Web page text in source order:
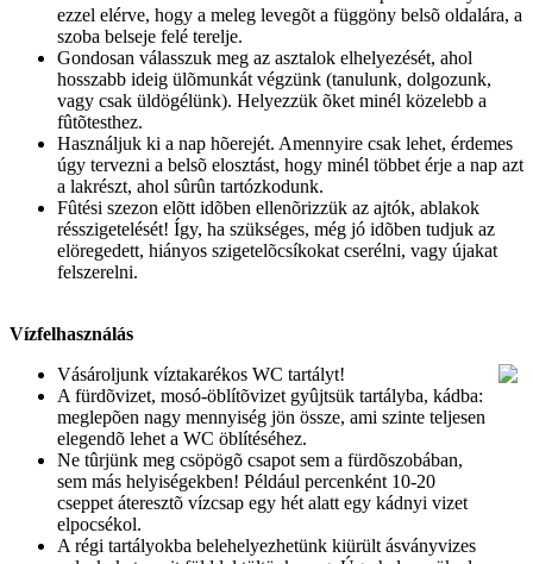
ezzel elérve, hogy a meleg levegõt a függöny belsõ oldalára, a
szoba belseje felé terelje.
Gondosan válasszuk meg az asztalok elhelyezését, ahol
hosszabb ideig ülõmunkát végzünk (tanulunk, dolgozunk,
vagy csak üldögélünk). Helyezzük õket minél közelebb a
fûtõtesthez.
Használjuk ki a nap hõerejét. Amennyire csak lehet, érdemes
úgy tervezni a belsõ elosztást, hogy minél többet érje a nap azt
a lakrészt, ahol sûrûn tartózkodunk.
Fûtési szezon elõtt idõben ellenõrizzük az ajtók, ablakok
résszigetelését! Így, ha szükséges, még jó idõben tudjuk az
elöregedett, hiányos szigetelõcsíkokat cserélni, vagy újakat
felszerelni.
Vízfelhasználás
Vásároljunk víztakarékos WC tartályt!
A fürdõvizet, mosó-öblítõvizet gyûjtsük tartályba, kádba:
meglepõen nagy mennyiség jön össze, ami szinte teljesen
elegendõ lehet a WC öblítéséhez.
Ne tûrjünk meg csöpögõ csapot sem a fürdõszobában,
sem más helyiségekben! Például percenként 10-20
cseppet áteresztõ vízcsap egy hét alatt egy kádnyi vizet
elpocsékol.
A régi tartályokba belehelyezhetünk kiürült ásványvizes